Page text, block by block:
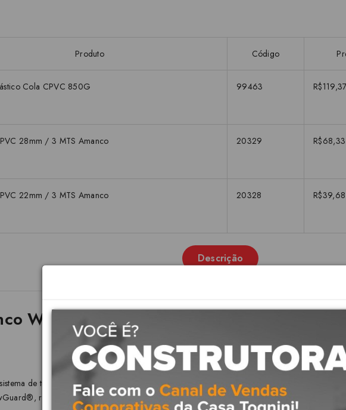
Produto Código
Cola CPVC 850G 99463 R$119,37
28mm / 3 MTS Amanco 20329 R$68,33
22mm / 3 MTS Amanco 20328 R$39,68
Descrição
Wavin: Tubos e Conexões para Água
de tubos e conexões para a condução de água quente e fria cuja união é feita por
resultando em um produto com resistência superior ao CPVC convencional.